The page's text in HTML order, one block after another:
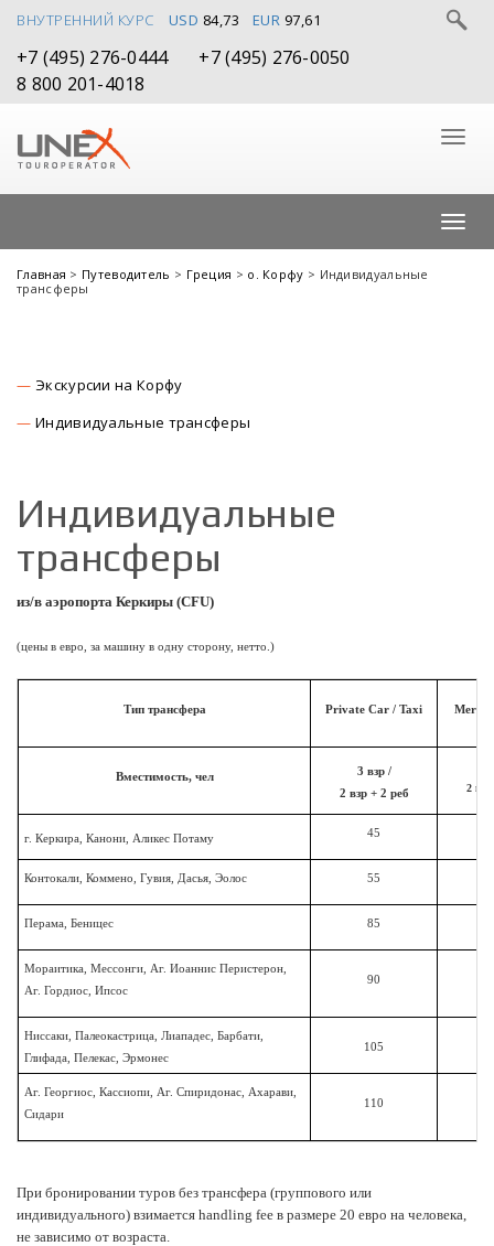
ВНУТРЕННИЙ КУРС USD 84,73 EUR 97,61
+7 (495) 276-0444
+7 (495) 276-0050
8 800 201-4018
Главная > Путеводитель > Греция > о. Корфу > Индивидуальные
трансферы
Экскурсии на Корфу
Индивидуальные трансферы
Индивидуальные
трансферы
из/в аэропорта Керкиры (CFU)
(цены в евро, за машину в одну сторону, нетто.)
Тип трансфера Private Car / Taxi
Вместимость, чел
3 взр /
2 взр + 2 реб
2
г. Керкира, Канони, Аликес Потаму 45
Контокали, Коммено, Гувия, Дасья, Эолос 55
Перама, Беницес 85
Мораитика, Мессонги, Аг. Иоаннис Перистерон,
Аг. Гордиос, Ипсос
90
Ниссаки, Палеокастрица, Лиападес, Барбати,
Глифада, Пелекас, Эрмонес
105
Аг. Георгиос, Кассиопи, Аг. Спиридонас, Ахарави,
Сидари
110
При бронировании туров без трансфера (группового или
индивидуального) взимается handling fee в размере 20 евро на человека,
не зависимо от возраста.